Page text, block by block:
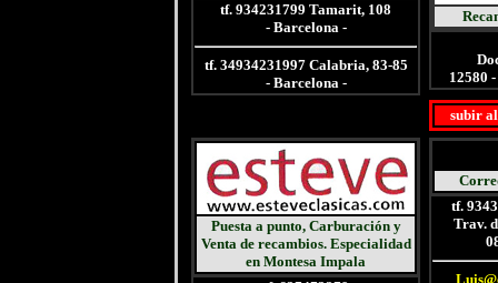
tf. 934231799 Tamarit, 108
- Barcelona -
tf. 34934231997 Calabria, 83-85
- Barcelona -
12580
subir
Puesta a punto, Carburacióny
Venta de recambios. Especialidad
en Montesa Impala
tf.
Trav.